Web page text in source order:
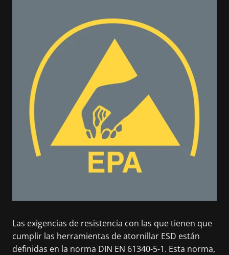
Las exigencias de resistencia con las que tienen que
cumplir las herramientas de atornillar ESD están
definidas en la norma DIN EN 61340-5-1. Esta norma,